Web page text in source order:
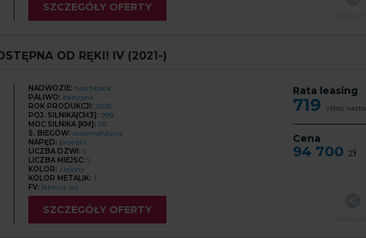
SZCZEGÓŁY OFERTY
OD RĘKI! IV (2021-)
NADWOZIE: hatchback
PALIWO: benzyna
ROK PRODUKCJI: 2026
POJ. SILNIKA[CM3]: 999
MOC SILNIKA [KM]: 115
S. BIEGÓW: automatyczna
NAPĘD: przedni
LICZBA DZWI: 5
LICZBA MIEJSC: 5
KOLOR: zielony
KOLOR METALIK: 1
FV: faktura vat
SZCZEGÓŁY OFERTY
Rata leasing
719 zł/mc netto
Cena
94 700 zł